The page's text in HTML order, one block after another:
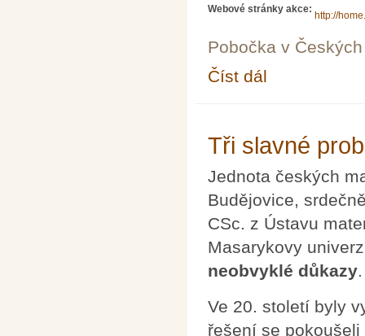
Webové stránky akce:
http://
Pobočka v
Číst dál
Tři slavné
Jednota českých
Budějovice,
CSc. z Ústavu
Masarykovy
neobvyklé důkazy.
Ve 20. století byly
řešení se